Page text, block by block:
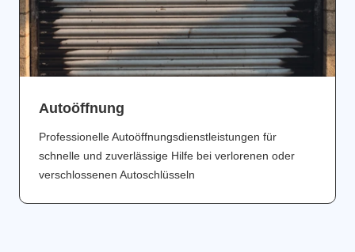
Аutoöffnung
Professionelle Autoöffnungsdienstleistungen für
schnelle und zuverlässige Hilfe bei verlorenen oder
verschlossenen Autoschlüsseln